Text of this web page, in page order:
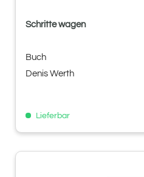
Schritte wagen
Buch
Denis Werth
Lieferbar